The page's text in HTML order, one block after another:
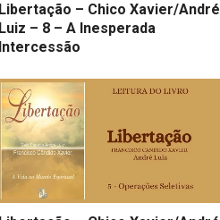
Libertação – Chico Xavier/André
Luiz – 8 – A Inesperada
Intercessão